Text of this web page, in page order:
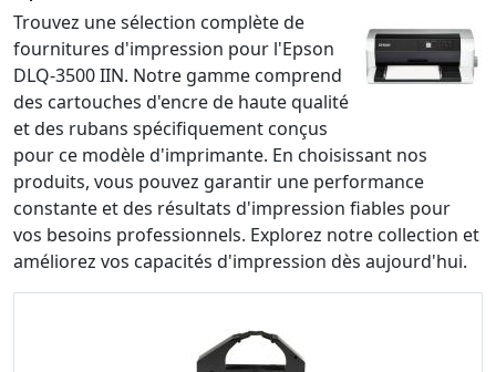
Trouvez une sélection complète de
fournitures d'impression pour l'Epson
DLQ-3500 IIN. Notre gamme comprend
des cartouches d'encre de haute qualité
et des rubans spécifiquement conçus
pour ce modèle d'imprimante. En choisissant nos
produits, vous pouvez garantir une performance
constante et des résultats d'impression fiables pour
vos besoins professionnels. Explorez notre collection et
améliorez vos capacités d'impression dès aujourd'hui.